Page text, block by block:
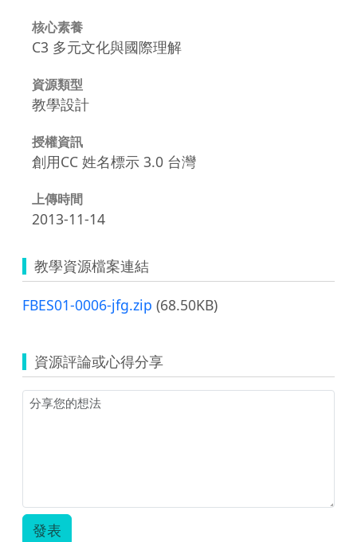
核心素養
C3 多元文化與國際理解
資源類型
教學設計
授權資訊
創用CC 姓名標示 3.0 台灣
上傳時間
2013-11-14
教學資源檔案連結
FBES01-0006-jfg.zip (68.50KB)
資源評論或心得分享
發表